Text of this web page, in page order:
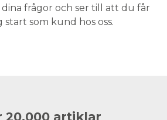
dina frågor och ser till att du får
start som kund hos oss.
20.000 artiklar